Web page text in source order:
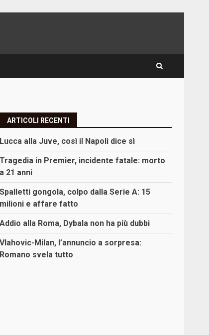
ARTICOLI RECENTI
Lucca alla Juve, così il Napoli dice sì
Tragedia in Premier, incidente fatale: morto
a 21 anni
Spalletti gongola, colpo dalla Serie A: 15
milioni e affare fatto
Addio alla Roma, Dybala non ha più dubbi
Vlahovic-Milan, l’annuncio a sorpresa:
Romano svela tutto